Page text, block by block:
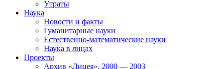
Утраты
Наука
Новости и факты
Гуманитарные науки
Естественно-математические науки
Наука в лицах
Проекты
Архив «Лицея». 2000 — 2003